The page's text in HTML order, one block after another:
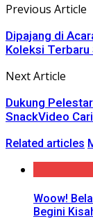
Previous Article
Dipajang di
Koleksi Terbaru
Next Article
Dukung
SnackVideo
Related articles
Woow!
Begini